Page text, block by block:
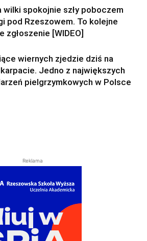
wilki spokojnie szły poboczem
pod Rzeszowem. To kolejne
zgłoszenie [WIDEO]
wiernych zjedzie dziś na
Jedno z największych
pielgrzymkowych w Polsce
Reklama